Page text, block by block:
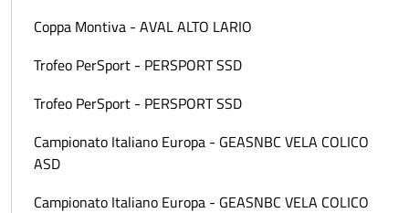
Coppa Montiva - AVAL ALTO LARIO
Trofeo PerSport - PERSPORT SSD
Trofeo PerSport - PERSPORT SSD
Campionato Italiano Europa - GEASNBC VELA COLICO
ASD
Campionato Italiano Europa - GEASNBC VELA COLICO